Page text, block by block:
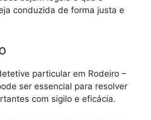
conduzida de forma justa e
particular em Rodeiro –
ser essencial para resolver
com sigilo e eficácia.